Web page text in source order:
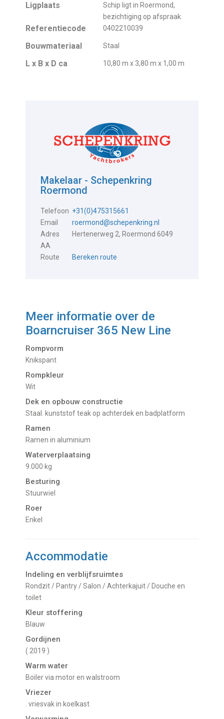
Ligplaats
Schip ligt in Roermond,
bezichtiging op afspraak
Referentiecode 0402210039
Bouwmateriaal Staal
L x B x D ca 10,80 m x 3,80 m x 1,00 m
Makelaar - Schepenkring
Roermond
Telefoon +31(0)475315661
Email
roermond@schepenkring.nl
Adres
Hertenerweg 2, Roermond 6049
AA
Route
Bereken route
Meer informatie over de
Boarncruiser 365 New Line
Rompvorm
Knikspant
Rompkleur
Wit
Dek en opbouw constructie
Staal. kunststof teak op achterdek en badplatform
Ramen
Ramen in aluminium
Waterverplaatsing
9.000 kg
Besturing
Stuurwiel
Roer
Enkel
Accommodatie
Indeling en verblijfsruimtes
Rondzit / Pantry / Salon / Achterkajuit / Douche en
toilet
Kleur stoffering
Blauw
Gordijnen
( 2019 )
Warm water
Boiler via motor en walstroom
Vriezer
. vriesvak in koelkast